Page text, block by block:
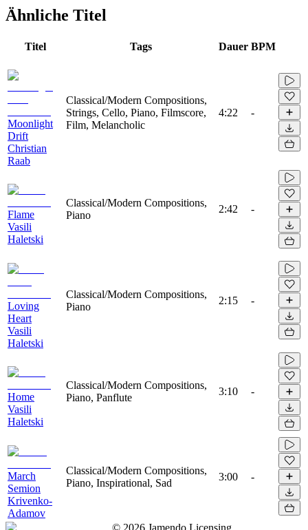
Ähnliche Titel
Titel Tags Dauer BPM
Moonlight
Drift
Christian
Raab
Classical/Modern Compositions,
Strings, Cello, Piano, Filmscore,
Film, Melancholic
4:22 -
Flame
Vasili
Haletski
Classical/Modern Compositions,
Piano
2:42 -
Loving
Heart
Vasili
Haletski
Classical/Modern Compositions,
Piano
2:15 -
Home
Vasili
Haletski
Classical/Modern Compositions,
Piano, Panflute
3:10 -
March
Semion
Krivenko-
Adamov
Classical/Modern Compositions,
Piano, Inspirational, Sad
3:00 -
© 2026 Jamendo Licensing